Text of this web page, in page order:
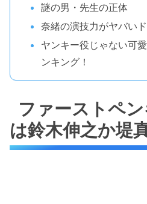
謎の男・先生の正体
奈緒の演技力がヤバい
ヤンキー役じゃない可
ンキング！
ファーストペ
は鈴木伸之か堤